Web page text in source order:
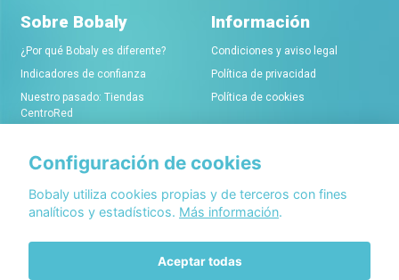
Sobre Bobaly
¿Por qué Bobaly es diferente?
Indicadores de confianza
Nuestro pasado: Tiendas
CentroRed
Información
Condiciones y aviso legal
Política de privacidad
Política de cookies
Comerciantes
Alta de tiendas online
Condiciones de alta
Conócenos
Acerca de Bobaly Partners
Partner eCommerce
Configuración de cookies
Bobaly utiliza cookies propias y de terceros con fines
analíticos y estadísticos. Más información.
Aceptar todas